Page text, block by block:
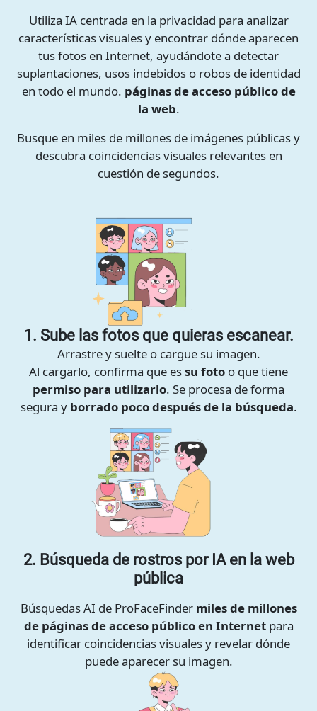
Utiliza IA centrada en la privacidad para analizar
características visuales y encontrar dónde aparecen
tus fotos en Internet, ayudándote a detectar
suplantaciones, usos indebidos o robos de identidad
en todo el mundo. páginas de acceso público de
la web.
Busque en miles de millones de imágenes públicas y
descubra coincidencias visuales relevantes en
cuestión de segundos.
1. Sube las fotos que quieras escanear.
Arrastre y suelte o cargue su imagen.
Al cargarlo, confirma que essu foto o que tiene
permiso para utilizarlo. Se procesa de forma
segura y borrado poco después de la búsqueda.
2. Búsqueda de rostros por IA en la web
pública
Búsquedas AI de ProFaceFinder miles de millones
de páginas de acceso público en Internetpara
identificar coincidencias visuales y revelar dónde
puede aparecer su imagen.